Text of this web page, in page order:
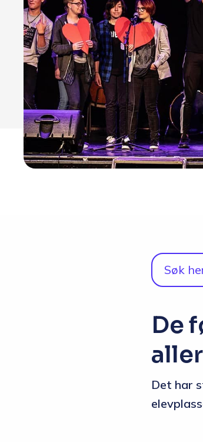
Radio, TV og
Sportsjournalistikk og idrett
Halvårskurs
Tilrettelagt linje
Foto og Japan
Søk
De
Det har